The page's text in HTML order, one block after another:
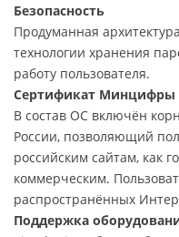
Безопасность
Продуманная
технологии хранения
работу пользователя.
Сертификат Минцифры
В состав ОС включён
России, позволяющий
российским сайтам, как
коммерческим.
распространённых
Поддержка